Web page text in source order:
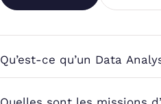
Qu’est-ce qu’un Data